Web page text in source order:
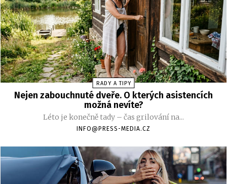
RADY A TIPY
Nejen zabouchnuté dveře. O kterých asistencích
možná nevíte?
Léto je konečně tady – čas grilování na...
INFO@PRESS-MEDIA.CZ